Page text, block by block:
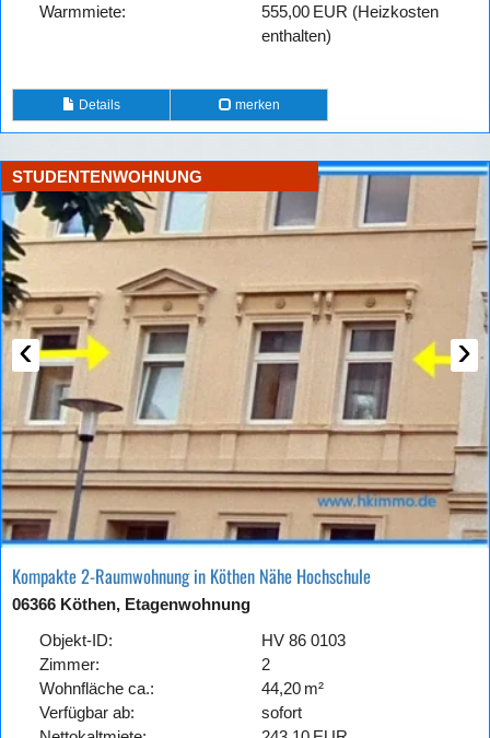
Warmmiete:
555,00 EUR (Heizkosten
enthalten)
Details merken
‹ ›
STUDENTENWOHNUNG
Kompakte 2-Raumwohnung in Köthen Nähe Hochschule
06366 Köthen, Etagenwohnung
Objekt-ID:
HV 86 0103
Zimmer:
2
Wohnfläche ca.:
44,20 m²
Verfügbar ab:
sofort